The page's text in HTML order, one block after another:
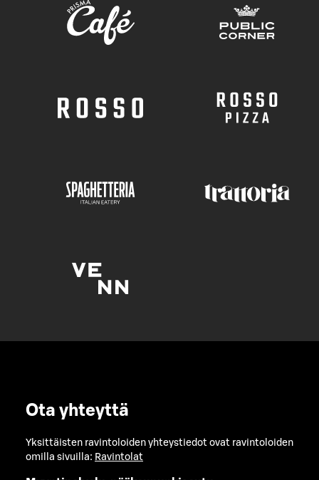
Ota yhteyttä
Yksittäisten ravintoloiden yhteystiedot ovat ravintoloiden
omilla sivuilla: Ravintolat